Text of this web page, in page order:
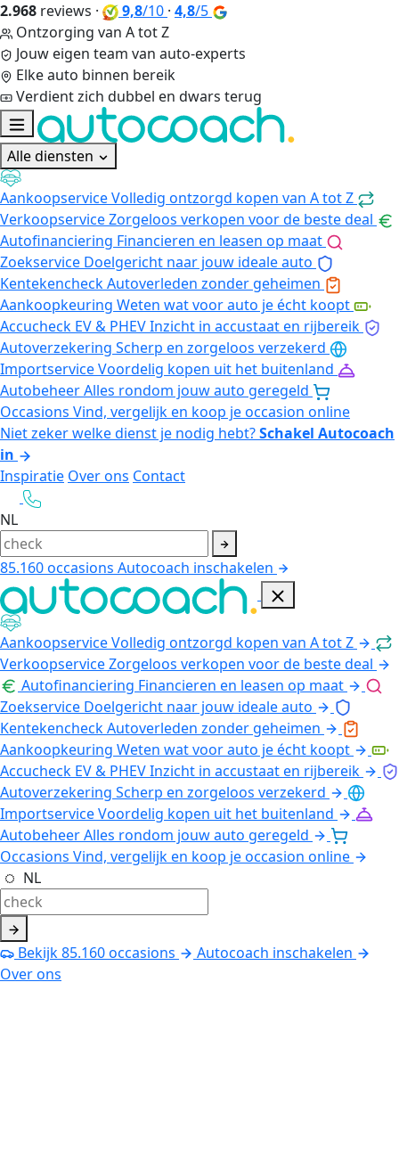
2.968 reviews · 9,8/10 · 4,8/5
Ontzorging van A tot Z
Jouw eigen team van auto-experts
Elke auto binnen bereik
Verdient zich dubbel en dwars terug
Alle diensten
AankoopserviceVolledig ontzorgd kopen van A tot Z
VerkoopserviceZorgeloos verkopen voor de beste deal
Autofinanciering Financieren en leasen op maat
Zoekservice Doelgericht naar jouw ideale auto
KentekencheckAutoverleden zonder geheimen
Aankoopkeuring Weten wat voor auto je écht koopt
Accucheck EV & PHEVInzicht in accustaat en rijbereik
Autoverzekering Scherp en zorgeloos verzekerd
ImportserviceVoordelig kopen uit het buitenland
AutobeheerAlles rondom jouw auto geregeld
Occasions Vind, vergelijk en koop je occasion online
Niet zeker welke dienst je nodig hebt?Schakel Autocoach
in
Inspiratie Over ons Contact
NL
85.160occasions Autocoach inschakelen
AankoopserviceVolledig ontzorgd kopen van A tot Z
VerkoopserviceZorgeloos verkopen voor de beste deal
Autofinanciering Financieren en leasen op maat
Zoekservice Doelgericht naar jouw ideale auto
KentekencheckAutoverleden zonder geheimen
Aankoopkeuring Weten wat voor auto je écht koopt
Accucheck EV & PHEVInzicht in accustaat en rijbereik
Autoverzekering Scherp en zorgeloos verzekerd
ImportserviceVoordelig kopen uit het buitenland
AutobeheerAlles rondom jouw auto geregeld
Occasions Vind, vergelijk en koop je occasion online
NL
Bekijk85.160occasions
Autocoach inschakelen
Over ons